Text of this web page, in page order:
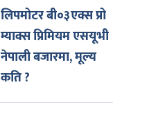
लिपमोटर बी०३एक्स प्रो
म्याक्स प्रिमियम एसयूभी
नेपाली बजारमा, मूल्य
कति ?